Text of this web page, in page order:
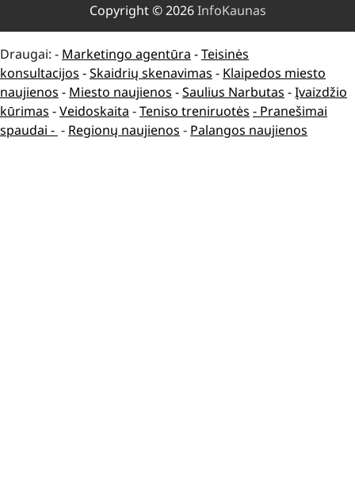
Copyright © 2026InfoKaunas
Draugai: - Marketingo agentūra -Teisinės
konsultacijos -Skaidrių skenavimas - Klaipedos miesto
naujienos - Miesto naujienos -Saulius Narbutas -Įvaizdžio
kūrimas -Veidoskaita -Teniso treniruotės - Pranešimai
spaudai - - Regionų naujienos - Palangos naujienos